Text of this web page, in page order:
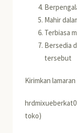
Mahir
Terbiasa
Bersedia
tersebut
Kirimkan
toko)